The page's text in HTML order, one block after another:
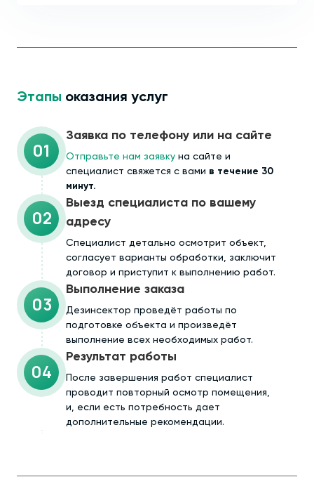
Этапы оказания услуг
01
Заявка по телефону или на сайте
Отправьте нам заявку на сайте и
специалист свяжется с вами в течение 30
минут.
02
Выезд специалиста по вашему
адресу
Cпециалист детально осмотрит объект,
согласует варианты обработки, заключит
договор и приступит к выполнению работ.
03
Выполнение заказа
Дезинсектор проведёт работы по
подготовке объекта и произведёт
выполнение всех необходимых работ.
04
Результат работы
После завершения работ специалист
проводит повторный осмотр помещения,
и, если есть потребность дает
дополнительные рекомендации.